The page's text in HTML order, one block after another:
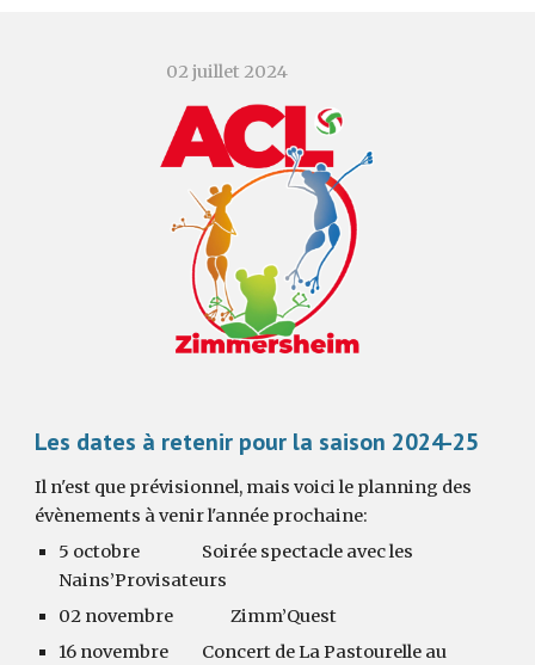
02 juillet 2024
Les dates à retenir pour la saison 2024-25
Il n'est que prévisionnel, mais voici le planning des
évènements à venir l'année prochaine:
5 octobre
Soirée spectacle avec les
Nains’Provisateurs
02 novembre
Zimm’Quest
16 novembre
Concert de La Pastourelle au